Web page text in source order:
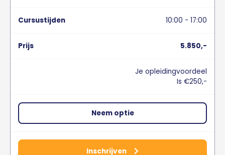
10:00 - 17:00
5.850,-
Je opleidingvoordeel
Is €250,-
Neem optie
Inschrijven